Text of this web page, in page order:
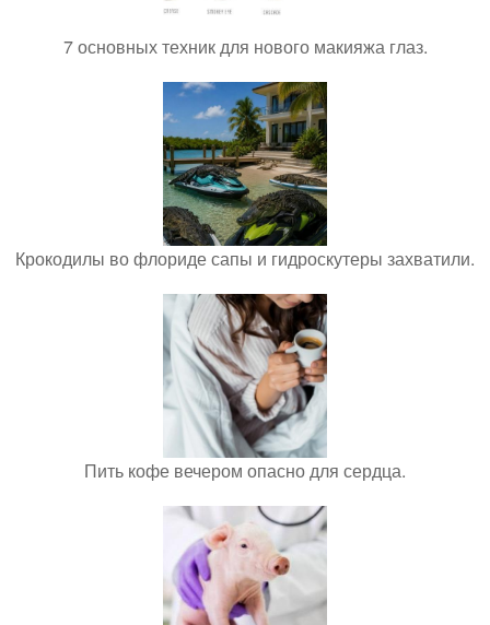
7 основных техник для нового макияжа глаз.
Крокодилы во флориде сапы и гидроскутеры захватили.
Пить кофе вечером опасно для сердца.